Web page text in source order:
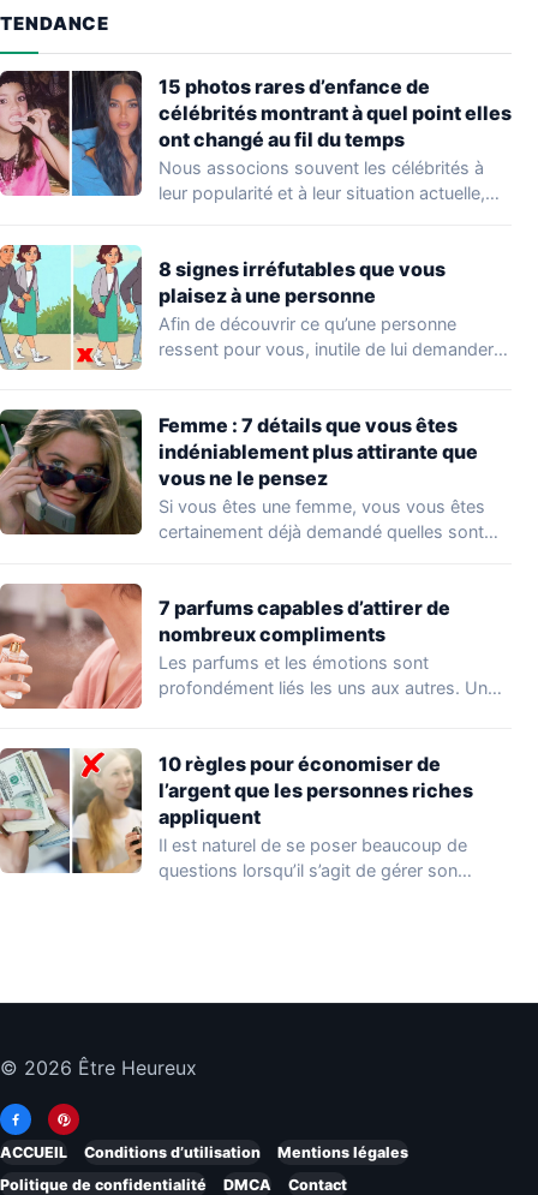
TENDANCE
15 photos rares d’enfance de
célébrités montrant à quel point elles
ont changé au fil du temps
Nous associons souvent les célébrités à
leur popularité et à leur situation actuelle,
8 signes irréfutables que vous
plaisez à une personne
Afin de découvrir ce qu’une personne
ressent pour vous, inutile de lui demander
Femme : 7 détails que vous êtes
indéniablement plus attirante que
vous ne le pensez
Si vous êtes une femme, vous vous êtes
certainement déjà demandé quelles sont
7 parfums capables d’attirer de
nombreux compliments
Les parfums et les émotions sont
profondément liés les uns aux autres. Un
10 règles pour économiser de
l’argent que les personnes riches
appliquent
Il est naturel de se poser beaucoup de
questions lorsqu’il s’agit de gérer son…
© 2026 Être Heureux
ACCUEIL Conditions d’utilisation
Mentions légales
Politique de confidentialité
DMCA Contact